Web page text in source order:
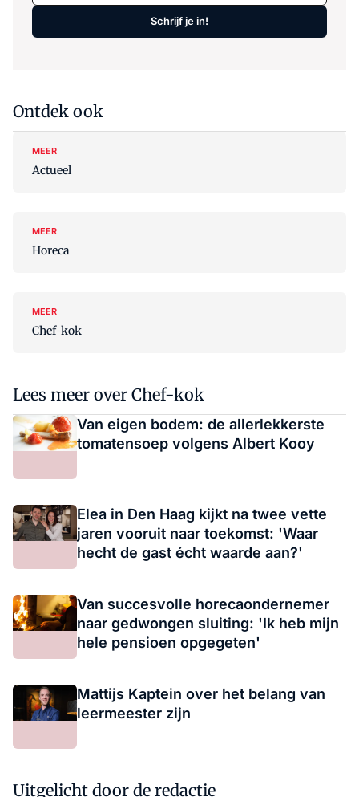
Schrijf je in!
Ontdek ook
MEER
Actueel
MEER
Horeca
MEER
Chef-kok
Lees meer over Chef-kok
Van eigen bodem: de allerlekkerste
tomatensoep volgens Albert Kooy
Elea in Den Haag kijkt na twee vette
jaren vooruit naar toekomst: 'Waar
hecht de gast écht waarde aan?'
Van succesvolle horecaondernemer
naar gedwongen sluiting: 'Ik heb mijn
hele pensioen opgegeten'
Mattijs Kaptein over het belang van
leermeester zijn
Uitgelicht door de redactie